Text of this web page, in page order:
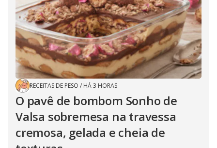
RECEITAS DE PESO / HÁ 3 HORAS
O pavê de bombom Sonho de
Valsa sobremesa na travessa
cremosa, gelada e cheia de